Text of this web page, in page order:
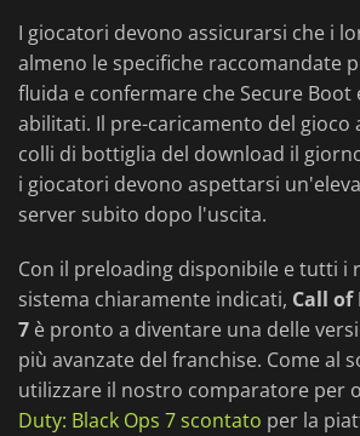
I giocatori devono assicurarsi che i
almeno le specifiche raccomandate
fluida e confermare che Secure Boot
abilitati. Il pre-caricamento del gioco
colli di bottiglia del download il
i giocatori devono aspettarsi
server subito dopo l'uscita.
Con il preloading disponibile e tutti i
sistema chiaramente indicati, Call of
7 è pronto a diventare una delle
più avanzate del franchise. Come al
utilizzare il nostro comparatore per
Duty: Black Ops 7 scontato per la